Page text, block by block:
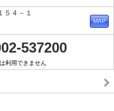
５４－１
537200
利用できません